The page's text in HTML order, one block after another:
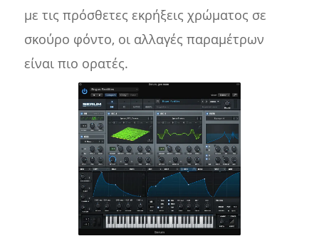
με τις πρόσθετες εκρήξεις χρώματος σε
σκούρο φόντο, οι αλλαγές παραμέτρων
είναι πιο ορατές.